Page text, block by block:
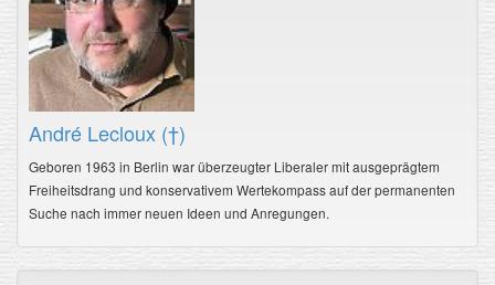
André Lecloux (†)
Geboren 1963 in Berlin war überzeugter Liberaler mit ausgeprägtem
Freiheitsdrang und konservativem Wertekompass auf der permanenten
Suche nach immer neuen Ideen und Anregungen.